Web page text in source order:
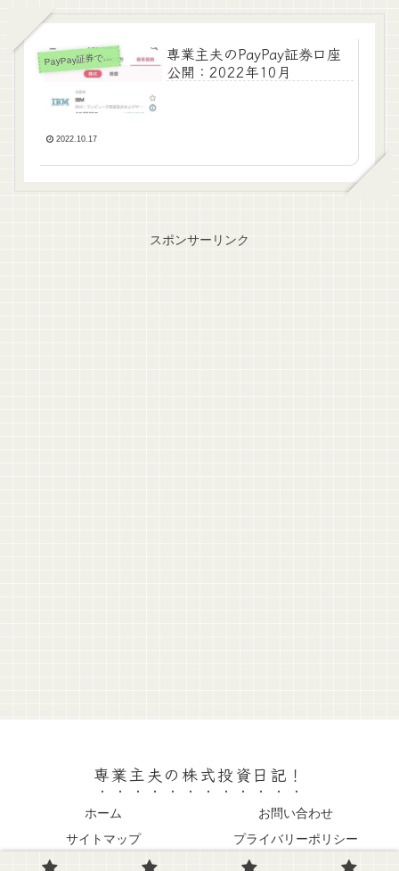
PayPay証券でじっくり再投資
専業主夫のPayPay証券口座
公開：2022年10月
2022.10.17
スポンサーリンク
専業主夫の株式投資日記！
ホーム
お問い合わせ
サイトマップ
プライバリーポリシー